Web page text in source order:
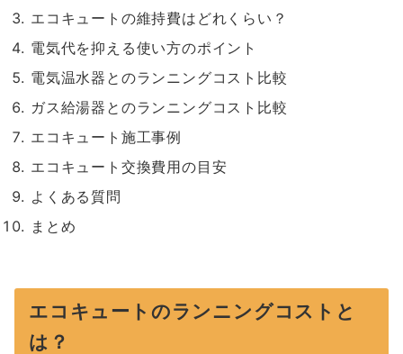
エコキュートの維持費はどれくらい？
電気代を抑える使い方のポイント
電気温水器とのランニングコスト比較
ガス給湯器とのランニングコスト比較
エコキュート施工事例
エコキュート交換費用の目安
よくある質問
まとめ
エコキュートのランニングコストと
は？